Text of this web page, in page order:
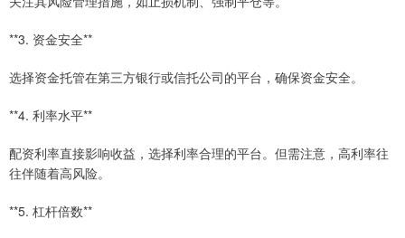
**3. 资金安全**
选择资金托管在第三方银行或信托公司的平台，确保资金安全。
**4. 利率水平**
配资利率直接影响收益，选择利率合理的平台。但需注意，高利率往
往伴随着高风险。
**5. 杠杆倍数**